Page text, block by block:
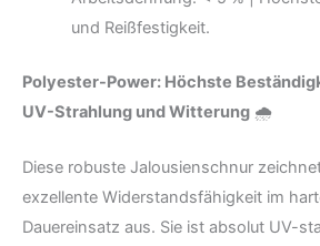
und Reißfestigkeit.
Polyester-Power: Höchste
UV-Strahlung und Witterung 🌧️
Diese robuste Jalousienschnur
exzellente Widerstandsfähigkeit im
Dauereinsatz aus. Sie ist absolut UV-